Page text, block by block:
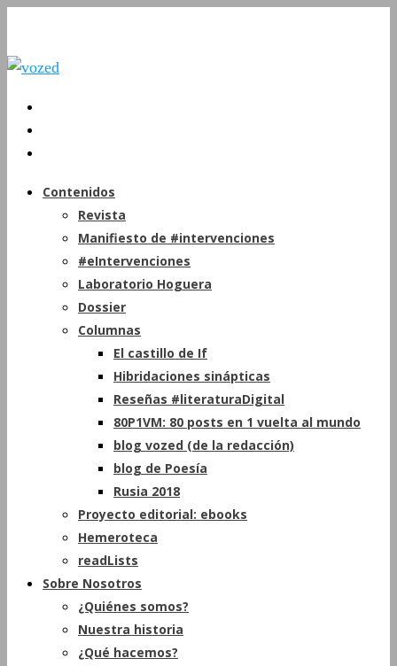
Contenidos
Revista
Manifiesto de #intervenciones
#eIntervenciones
Laboratorio Hoguera
Dossier
Columnas
El castillo de If
Hibridaciones sinápticas
Reseñas #literaturaDigital
80P1VM: 80 posts en 1 vuelta al mundo
blog vozed (de la redacción)
blog de Poesía
Rusia 2018
Proyecto editorial: ebooks
Hemeroteca
readLists
Sobre Nosotros
¿Quiénes somos?
Nuestra historia
¿Qué hacemos?